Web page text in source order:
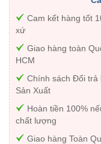
Cam kết hàng tốt
xứ
Giao hàng toàn
HCM
Chính sách Đổi trả
Sản Xuất
Hoàn tiền 100%
chất lượng
Giao hàng Toàn